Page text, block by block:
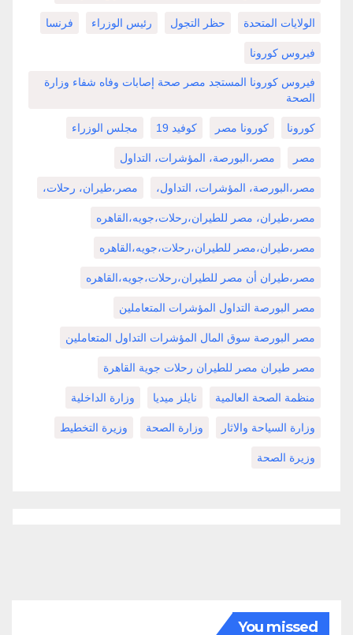
الولايات المتحدة حظر التجول رئيس الوزراء فرنسا
فيروس كورونا
فيروس كورونا المستجد مصر صحة إصابات وفاه شفاء وزارة
الصحة
كورونا كورونا مصر كوفيد 19 مجلس الوزراء
مصر مصر،البورصة، المؤشرات، التداول
مصر،البورصة، المؤشرات، التداول، مصر،طيران، رحلات،
مصر،طيران، مصر للطيران،رحلات،جويه،القاهره
مصر،طيران،مصر للطيران،رحلات،جويه،القاهره
مصر،طيران أن مصر للطيران،رحلات،جويه،القاهره
مصر البورصة التداول المؤشرات المتعاملين
مصر البورصة سوق المال المؤشرات التداول المتعاملين
مصر طيران مصر للطيران رحلات جوية القاهرة
منظمة الصحة العالمية نايلز ميديا وزارة الداخلية
وزارة السياحة والاثار وزارة الصحة وزيرة التخطيط
وزيرة الصحة
You missed